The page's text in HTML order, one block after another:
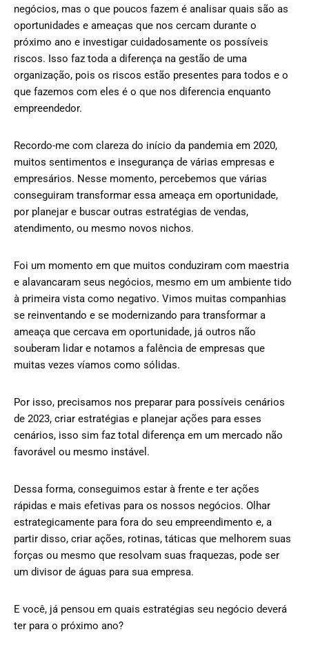
negócios, mas o que poucos fazem é analisar quais são as
oportunidades e ameaças que nos cercam durante o
próximo ano e investigar cuidadosamente os possíveis
riscos. Isso faz toda a diferença na gestão de uma
organização, pois os riscos estão presentes para todos e o
que fazemos com eles é o que nos diferencia enquanto
empreendedor.
Recordo-me com clareza do início da pandemia em 2020,
muitos sentimentos e insegurança de várias empresas e
empresários. Nesse momento, percebemos que várias
conseguiram transformar essa ameaça em oportunidade,
por planejar e buscar outras estratégias de vendas,
atendimento, ou mesmo novos nichos.
Foi um momento em que muitos conduziram com maestria
e alavancaram seus negócios, mesmo em um ambiente tido
à primeira vista como negativo. Vimos muitas companhias
se reinventando e se modernizando para transformar a
ameaça que cercava em oportunidade, já outros não
souberam lidar e notamos a falência de empresas que
muitas vezes víamos como sólidas.
Por isso, precisamos nos preparar para possíveis cenários
de 2023, criar estratégias e planejar ações para esses
cenários, isso sim faz total diferença em um mercado não
favorável ou mesmo instável.
Dessa forma, conseguimos estar à frente e ter ações
rápidas e mais efetivas para os nossos negócios. Olhar
estrategicamente para fora do seu empreendimento e, a
partir disso, criar ações, rotinas, táticas que melhorem suas
forças ou mesmo que resolvam suas fraquezas, pode ser
um divisor de águas para sua empresa.
E você, já pensou em quais estratégias seu negócio deverá
ter para o próximo ano?